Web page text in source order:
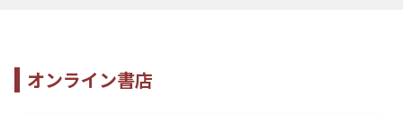
オンライン書店